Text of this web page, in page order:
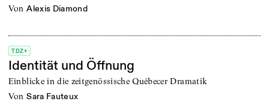
von Alexis Diamond
TDZ+
Identität und Öffnung
Einblicke in die zeitgenössische Québecer Dramatik
von Sara Fauteux